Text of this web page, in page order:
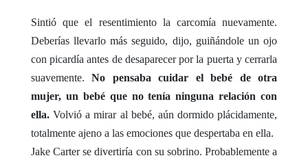
Sintió que el resentimiento la carcomía nuevamente.
Deberías llevarlo más seguido, dijo, guiñándole un ojo
con picardía antes de desaparecer por la puerta y cerrarla
suavemente.No pensaba cuidar el bebé de otra
mujer, un bebé que no tenía ninguna relación con
ella. Volvió a mirar al bebé, aún dormido plácidamente,
totalmente ajeno a las emociones que despertaba en ella.
Jake Carter se divertiría con su sobrino. Probablemente a